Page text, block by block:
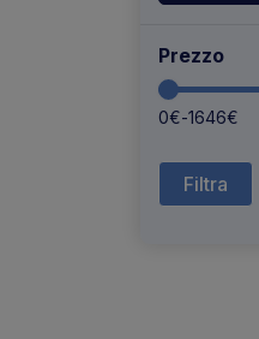
Prezzo
0€-1646€